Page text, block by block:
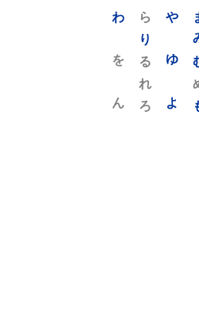
む
も
や
ゆ
よ
ら
り
る
れ
ろ
わ
を
ん